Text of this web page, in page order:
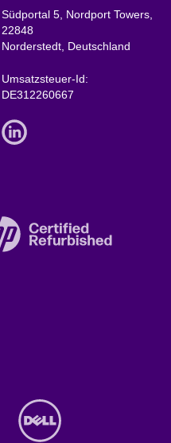
Südportal 5, Nordport Towers,
22848
Norderstedt, Deutschland
Umsatzsteuer-Id:
DE312260667